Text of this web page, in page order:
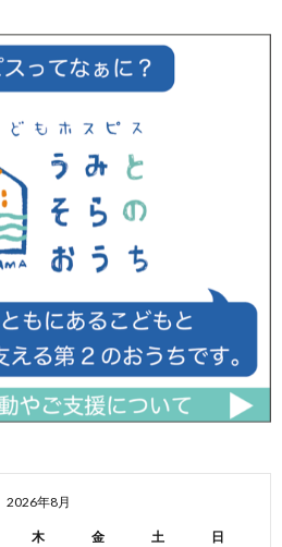
2026年8月
木 金 土 日